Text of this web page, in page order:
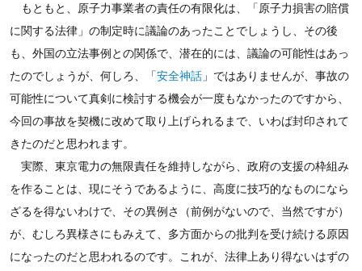
もともと、原子力事業者の責任の有限化は、「原子力損害の賠償
に関する法律」の制定時に議論のあったことでしょうし、その後
も、外国の立法事例との関係で、潜在的には、議論の可能性はあっ
たのでしょうが、何しろ、「安全神話」ではありませんが、事故の
可能性について真剣に検討する機会が一度もなかったのですから、
今回の事故を契機に改めて取り上げられるまで、いわば封印されて
きたのだと思われます。
実際、東京電力の無限責任を維持しながら、政府の支援の枠組み
を作ることは、現にそうであるように、高度に技巧的なものになら
ざるを得ないわけで、その異例さ（前例がないので、当然ですが）
が、むしろ異様さにもみえて、多方面からの批判を受け続ける原因
になったのだと思われるのです。これが、法律上あり得ないはずの